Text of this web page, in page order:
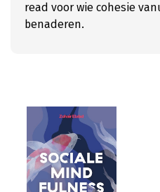
read voor wie cohesie
benaderen.